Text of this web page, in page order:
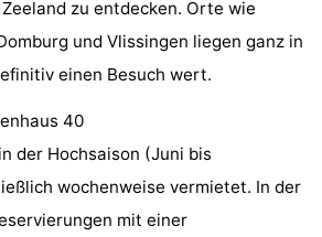
zu entdecken. Orte wie
und Vlissingen liegen ganz in
einen Besuch wert.
40
der Hochsaison (Juni bis
wochenweise vermietet. In der
mit einer